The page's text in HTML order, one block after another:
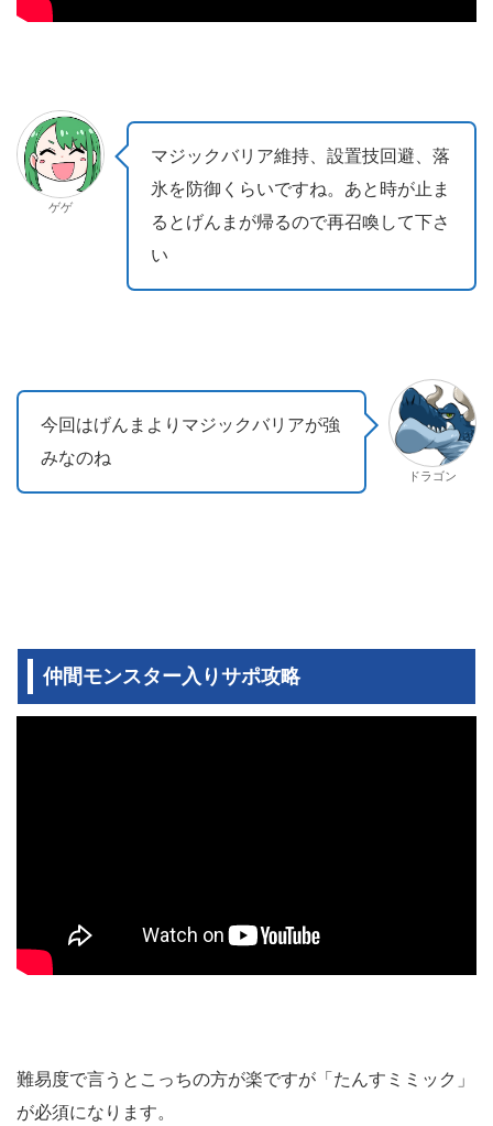
ゲゲ
マジックバリア維持、設置技回避、落
氷を防御くらいですね。あと時が止ま
るとげんまが帰るので再召喚して下さ
い
今回はげんまよりマジックバリアが強
みなのね
ドラゴン
仲間モンスター入りサポ攻略
難易度で言うとこっちの方が楽ですが「たんすミミック」
が必須になります。